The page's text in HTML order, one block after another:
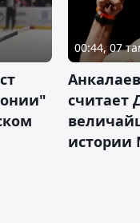
00:44, 07
считает